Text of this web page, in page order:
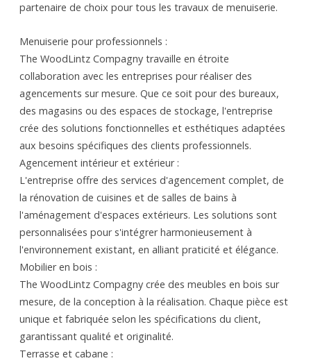
partenaire de choix pour tous les travaux de menuiserie.
Menuiserie pour professionnels :
The WoodLintz Compagny travaille en étroite
collaboration avec les entreprises pour réaliser des
agencements sur mesure. Que ce soit pour des bureaux,
des magasins ou des espaces de stockage, l'entreprise
crée des solutions fonctionnelles et esthétiques adaptées
aux besoins spécifiques des clients professionnels.
Agencement intérieur et extérieur :
L'entreprise offre des services d'agencement complet, de
la rénovation de cuisines et de salles de bains à
l'aménagement d'espaces extérieurs. Les solutions sont
personnalisées pour s'intégrer harmonieusement à
l'environnement existant, en alliant praticité et élégance.
Mobilier en bois :
The WoodLintz Compagny crée des meubles en bois sur
mesure, de la conception à la réalisation. Chaque pièce est
unique et fabriquée selon les spécifications du client,
garantissant qualité et originalité.
Terrasse et cabane :